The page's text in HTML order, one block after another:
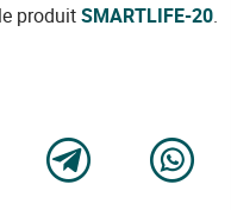
produitSMARTLIFE-20.